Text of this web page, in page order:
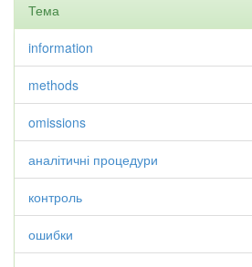
Тема
information
methods
omissions
аналітичні процедури
контроль
ошибки